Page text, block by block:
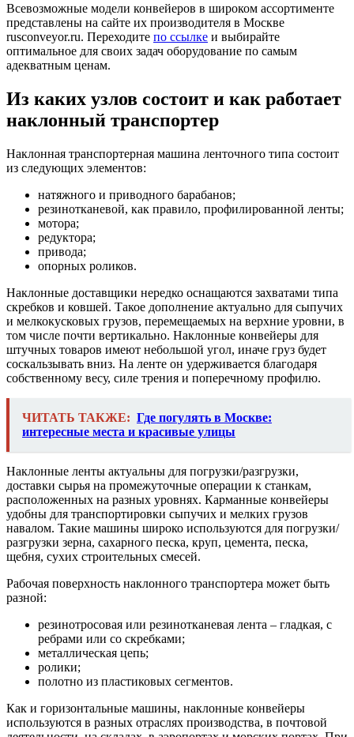
Всевозможные модели конвейеров в широком ассортименте
представлены на сайте их производителя в Москве
rusconveyor.ru. Переходите по ссылке и выбирайте
оптимальное для своих задач оборудование по самым
адекватным ценам.
Из каких узлов состоит и как работает
наклонный транспортер
Наклонная транспортерная машина ленточного типа состоит
из следующих элементов:
натяжного и приводного барабанов;
резинотканевой, как правило, профилированной ленты;
мотора;
редуктора;
привода;
опорных роликов.
Наклонные доставщики нередко оснащаются захватами типа
скребков и ковшей. Такое дополнение актуально для сыпучих
и мелкокусковых грузов, перемещаемых на верхние уровни, в
том числе почти вертикально. Наклонные конвейеры для
штучных товаров имеют небольшой угол, иначе груз будет
соскальзывать вниз. На ленте он удерживается благодаря
собственному весу, силе трения и поперечному профилю.
ЧИТАТЬ ТАКЖЕ: Где погулять в Москве:
интересные места и красивые улицы
Наклонные ленты актуальны для погрузки/разгрузки,
доставки сырья на промежуточные операции к станкам,
расположенных на разных уровнях. Карманные конвейеры
удобны для транспортировки сыпучих и мелких грузов
навалом. Такие машины широко используются для погрузки/
разгрузки зерна, сахарного песка, круп, цемента, песка,
щебня, сухих строительных смесей.
Рабочая поверхность наклонного транспортера может быть
разной:
резинотросовая или резинотканевая лента – гладкая, с
ребрами или со скребками;
металлическая цепь;
ролики;
полотно из пластиковых сегментов.
Как и горизонтальные машины, наклонные конвейеры
используются в разных отраслях производства, в почтовой